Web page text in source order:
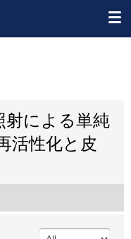
射による単純
活性化と皮